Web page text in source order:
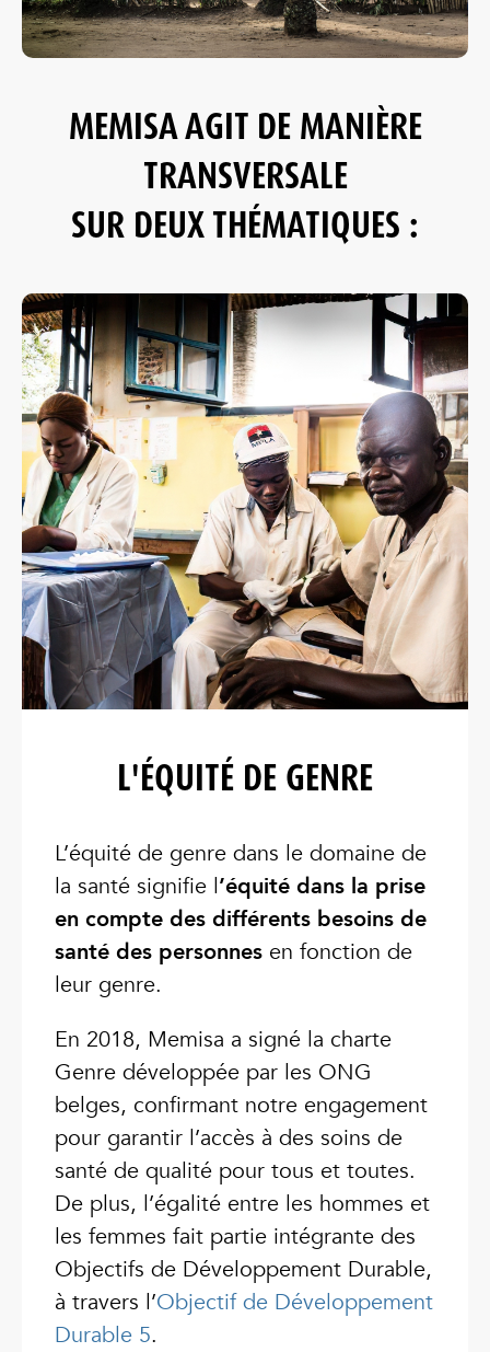
MEMISA AGIT DE MANIÈRE
TRANSVERSALE
SUR DEUX THÉMATIQUES :
L'ÉQUITÉ DE GENRE
L’équité de genre dans le domaine de
la santé signifie l’équité dans la prise
en compte des différents besoins de
santé des personnes en fonction de
leur genre.
En 2018, Memisa a signé la charte
Genre développée par les ONG
belges, confirmant notre engagement
pour garantir l’accès à des soins de
santé de qualité pour tous et toutes.
De plus, l’égalité entre les hommes et
les femmes fait partie intégrante des
Objectifs de Développement Durable,
à travers l’Objectif de Développement
Durable 5.